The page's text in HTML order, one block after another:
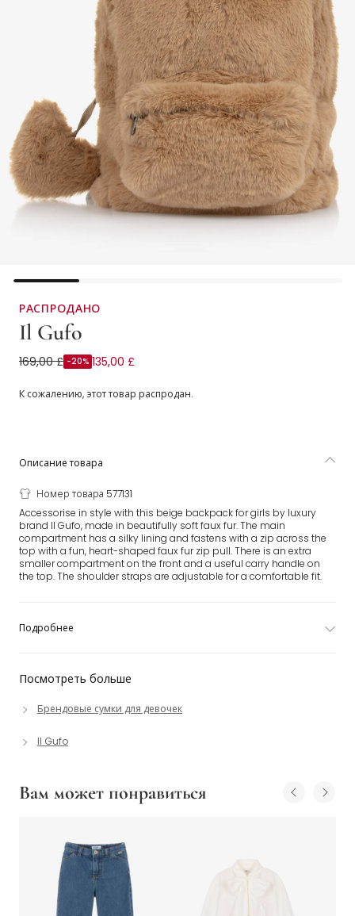
РАСПРОДАНО
Il Gufo
Girls Beige Faux Fur Backpack (30cm)
169,00 £ -20% 135,00 £
К сожалению, этот товар распродан.
Посмотреть больше
Брендовые сумки для девочек
Il Gufo
Описание товара
Номер товара 577131
Accessorise in style with this beige backpack for girls by luxury
brand Il Gufo, made in beautifully soft faux fur. The main
compartment has a silky lining and fastens with a zip across the
top with a fun, heart-shaped faux fur zip pull. There is an extra
smaller compartment on the front and a useful carry handle on
the top. The shoulder straps are adjustable for a comfortable fit.
Подробнее
Вам может понравиться